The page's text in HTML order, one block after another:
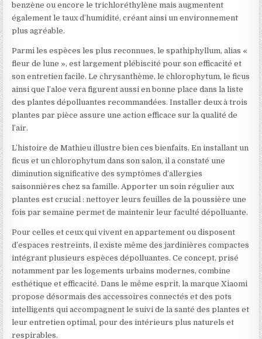
benzène ou encore le trichloréthylène mais augmentent
également le taux d’humidité, créant ainsi un environnement
plus agréable.
Parmi les espèces les plus reconnues, le spathiphyllum, alias «
fleur de lune », est largement plébiscité pour son efficacité et
son entretien facile. Le chrysanthème, le chlorophytum, le ficus
ainsi que l’aloe vera figurent aussi en bonne place dans la liste
des plantes dépolluantes recommandées. Installer deux à trois
plantes par pièce assure une action efficace sur la qualité de
l’air.
L’histoire de Mathieu illustre bien ces bienfaits. En installant un
ficus et un chlorophytum dans son salon, il a constaté une
diminution significative des symptômes d’allergies
saisonnières chez sa famille. Apporter un soin régulier aux
plantes est crucial : nettoyer leurs feuilles de la poussière une
fois par semaine permet de maintenir leur faculté dépolluante.
Pour celles et ceux qui vivent en appartement ou disposent
d’espaces restreints, il existe même des jardinières compactes
intégrant plusieurs espèces dépolluantes. Ce concept, prisé
notamment par les logements urbains modernes, combine
esthétique et efficacité. Dans le même esprit, la marque Xiaomi
propose désormais des accessoires connectés et des pots
intelligents qui accompagnent le suivi de la santé des plantes et
leur entretien optimal, pour des intérieurs plus naturels et
respirables.